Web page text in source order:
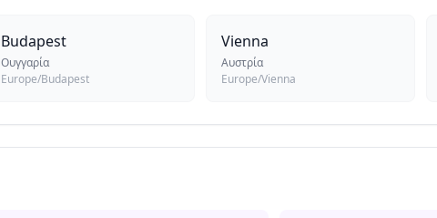
Budapest
Ουγγαρία
Europe/Budapest
Vienna
Αυστρία
Europe/Vienna